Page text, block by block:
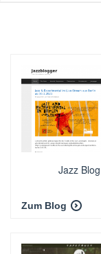
Jazz Blog
Zum Blog